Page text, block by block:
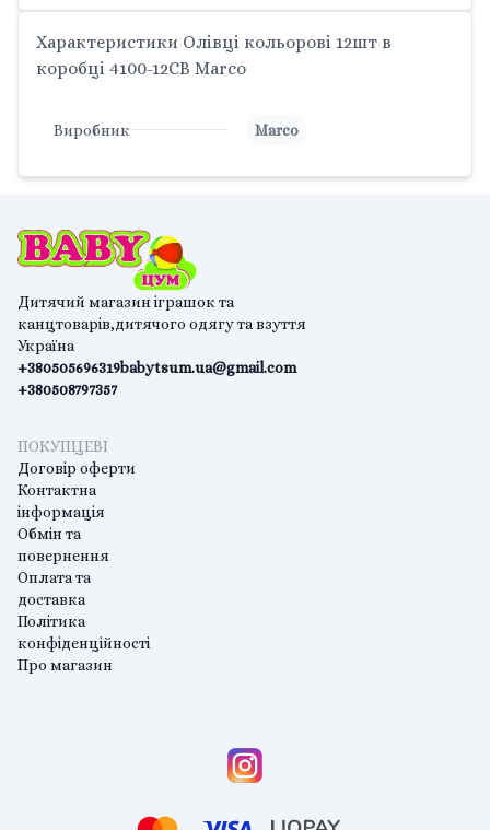
Характеристики Олівці кольорові 12шт в
коробці 4100-12CB Marco
Виробник Marco
Дитячий магазин іграшок та
канцтоварів,дитячого одягу та взуття
Україна
+380505696319
+380508797357
babytsum.ua@gmail.com
ПОКУПЦЕВІ
Договір оферти
Контактна
інформація
Обмін та
повернення
Оплата та
доставка
Політика
конфіденційності
Про магазин